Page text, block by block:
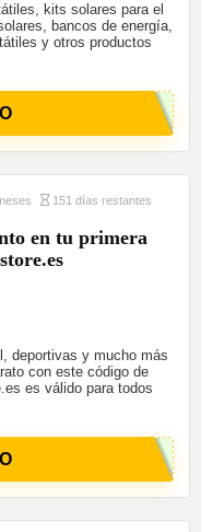
kits solares para el
bancos de energía,
y otros productos
151 días restantes
en tu primera
deportivas y mucho más
con este código de
es válido para todos